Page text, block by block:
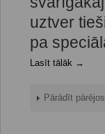
uztver
pa
Lasīt tālāk →
Pārādīt